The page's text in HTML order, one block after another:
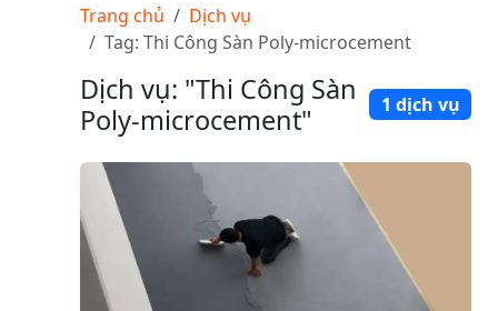
Trang chủ
Dịch vụ
Tag: Thi Công Sàn Poly-microcement
Dịch vụ: "Thi Công Sàn
Poly-microcement"
1 dịch vụ